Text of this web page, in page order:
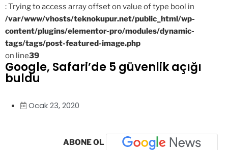
: Trying to access array offset on value of type bool in
/var/www/vhosts/teknokupur.net/public_html/wp-
content/plugins/elementor-pro/modules/dynamic-
tags/tags/post-featured-image.php
on line39
Google, Safari’de 5 güvenlik açığı
buldu
Ocak 23, 2020
ABONE OL